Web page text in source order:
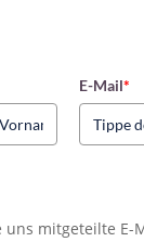
E-Mail*
mitgeteilte